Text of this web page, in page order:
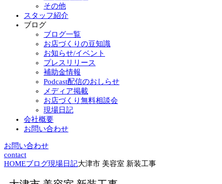
その他
スタッフ紹介
ブログ
ブログ一覧
お店づくりの豆知識
お知らせ/イベント
プレスリリース
補助金情報
Podcast配信のおしらせ
メディア掲載
お店づくり無料相談会
現場日記
会社概要
お問い合わせ
お問い合わせ
contact
HOMEブログ現場日記大津市 美容室 新装工事